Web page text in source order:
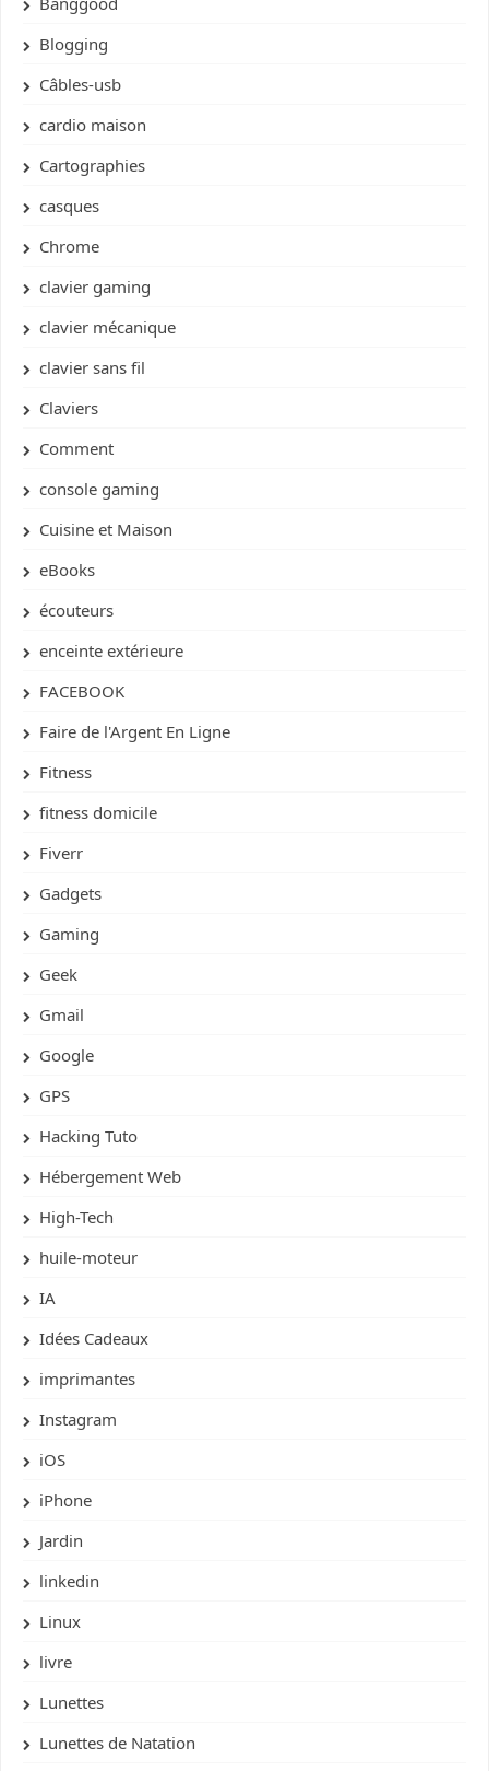
Blogging
Câbles-usb
cardio maison
Cartographies
casques
Chrome
clavier gaming
clavier mécanique
clavier sans fil
Claviers
Comment
console gaming
Cuisine et Maison
eBooks
écouteurs
enceinte extérieure
FACEBOOK
Faire de l'Argent En Ligne
Fitness
fitness domicile
Fiverr
Gadgets
Gaming
Geek
Gmail
Google
GPS
Hacking Tuto
Hébergement Web
High-Tech
huile-moteur
IA
Idées Cadeaux
imprimantes
Instagram
iOS
iPhone
Jardin
linkedin
Linux
livre
Lunettes
Lunettes de Natation